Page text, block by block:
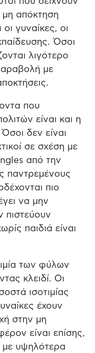
απόκτηση
οι γυναίκες, οι
Όσοι
λιγότερο
με
που
είναι και η
δεν είναι
σε σχέση με
από την
παντρεμένους
πιο
να μην
πιστεύουν
παιδιά είναι
των φύλων
κλειδί. Οι
ισοτιμίας
έχουν
στην μη
είναι επίσης,
με υψηλότερα